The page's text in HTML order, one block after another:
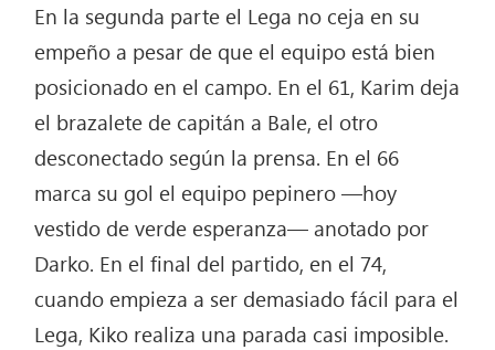
En la segunda parte el Lega no ceja en su
empeño a pesar de que el equipo está bien
posicionado en el campo. En el 61, Karim deja
el brazalete de capitán a Bale, el otro
desconectado según la prensa. En el 66
marca su gol el equipo pepinero —hoy
vestido de verde esperanza— anotado por
Darko. En el final del partido, en el 74,
cuando empieza a ser demasiado fácil para el
Lega, Kiko realiza una parada casi imposible.